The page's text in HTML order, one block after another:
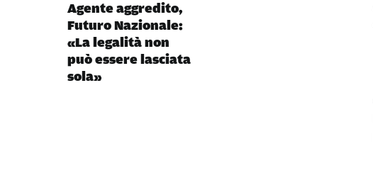
Agente aggredito,
Futuro Nazionale:
«La legalità non
può essere lasciata
sola»